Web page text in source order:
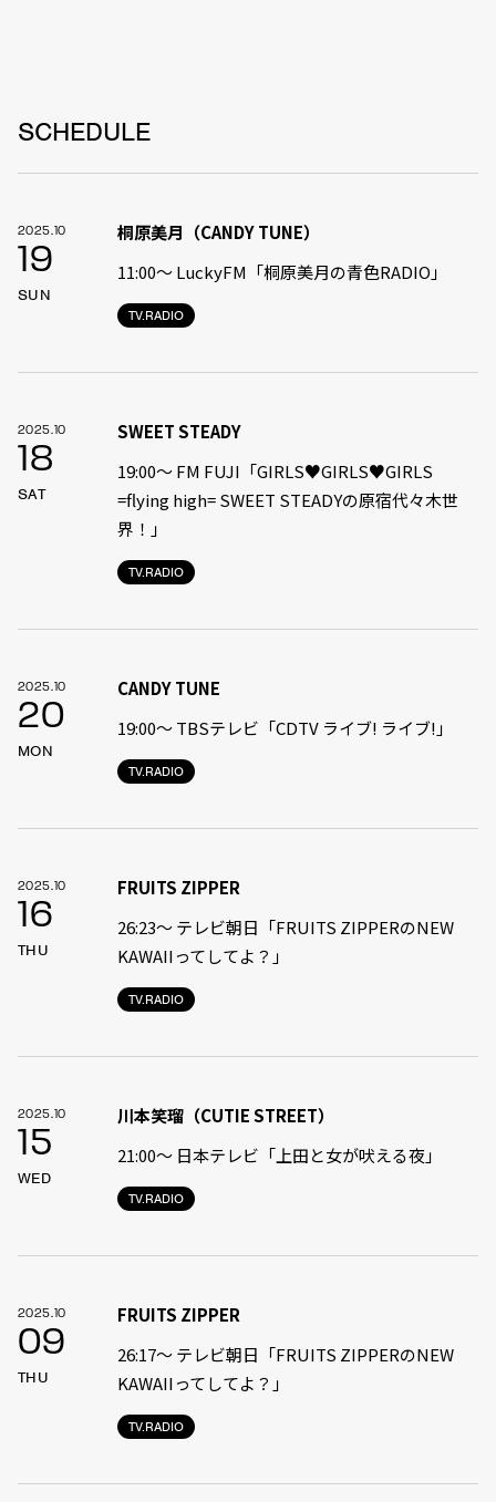
SCHEDULE
2025.10
19
SUN
TV.RADIO
桐原美月（CANDY TUNE）
11:00〜 LuckyFM「桐原美月の青色RADIO」
2025.10
18
SAT
TV.RADIO
SWEET STEADY
19:00〜 FM FUJI「GIRLS♥GIRLS♥GIRLS
=flying high= SWEET STEADYの原宿代々木世
界！」
2025.10
20
MON
TV.RADIO
CANDY TUNE
19:00〜 TBSテレビ「CDTV ライブ! ライブ!」
2025.10
16
THU
TV.RADIO
FRUITS ZIPPER
26:23～ テレビ朝日「FRUITS ZIPPERのNEW
KAWAIIってしてよ？」
2025.10
15
WED
TV.RADIO
川本笑瑠（CUTIE STREET）
21:00〜 日本テレビ「上田と女が吠える夜」
2025.10
09
THU
TV.RADIO
FRUITS ZIPPER
26:17～ テレビ朝日「FRUITS ZIPPERのNEW
KAWAIIってしてよ？」